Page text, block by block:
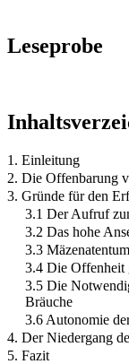
Leseprobe
1. Einleitung
2. Die Offenbarung
3. Gründe für den
3.1 Der Aufruf
3.2 Das hohe
3.3 Mäzenatentum
3.4 Die Offenheit
3.5 Die
Bräuche
3.6 Autonomie
4. Der Niedergang
5. Fazit